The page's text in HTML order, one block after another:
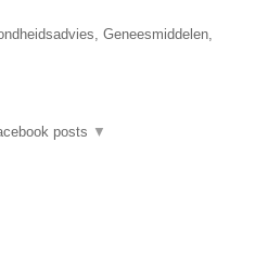
Geneesmiddelen,
posts ▼